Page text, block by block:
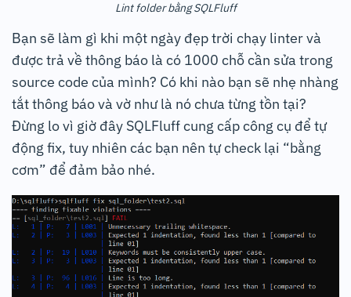
Lint folder bằng SQLFluff
Bạn sẽ làm gì khi một ngày đẹp trời chạy linter và
được trả về thông báo là có 1000 chỗ cần sửa trong
source code của mình? Có khi nào bạn sẽ nhẹ nhàng
tắt thông báo và vờ như là nó chưa từng tồn tại?
Đừng lo vì giờ đây SQLFluff cung cấp công cụ để tự
động fix, tuy nhiên các bạn nên tự check lại “bằng
cơm” để đảm bảo nhé.